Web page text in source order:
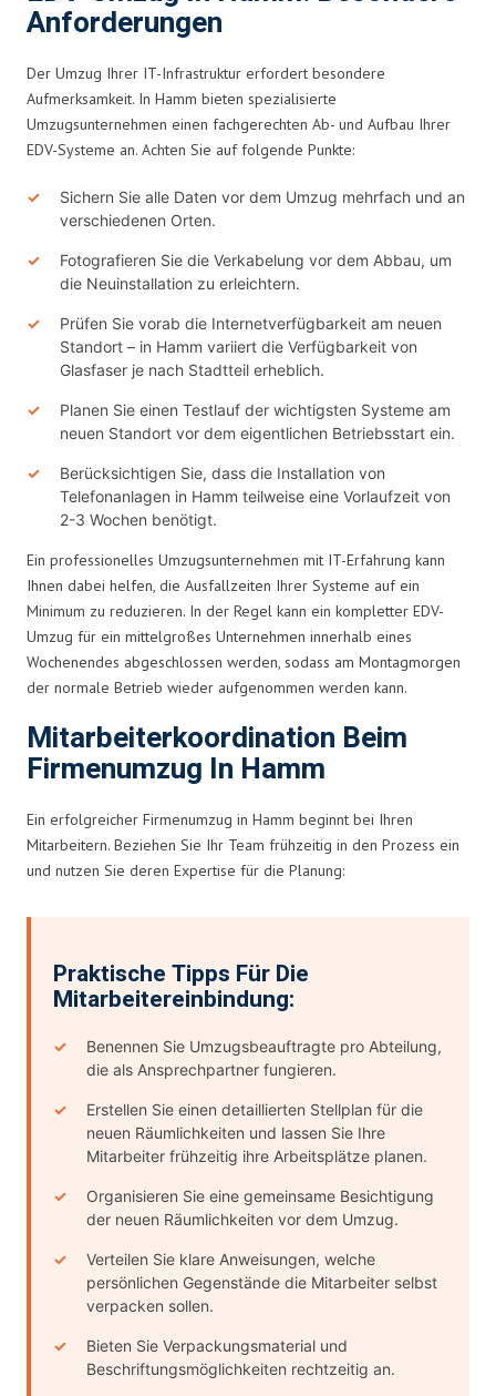
Anforderungen
Der Umzug Ihrer IT-Infrastruktur erfordert besondere
Aufmerksamkeit. In Hamm bieten spezialisierte
Umzugsunternehmen einen fachgerechten Ab- und Aufbau Ihrer
EDV-Systeme an. Achten Sie auf folgende Punkte:
Sichern Sie alle Daten vor dem Umzug mehrfach und an
verschiedenen Orten.
Fotografieren Sie die Verkabelung vor dem Abbau, um
die Neuinstallation zu erleichtern.
Prüfen Sie vorab die Internetverfügbarkeit am neuen
Standort – in Hamm variiert die Verfügbarkeit von
Glasfaser je nach Stadtteil erheblich.
Planen Sie einen Testlauf der wichtigsten Systeme am
neuen Standort vor dem eigentlichen Betriebsstart ein.
Berücksichtigen Sie, dass die Installation von
Telefonanlagen in Hamm teilweise eine Vorlaufzeit von
2-3 Wochen benötigt.
Ein professionelles Umzugsunternehmen mit IT-Erfahrung kann
Ihnen dabei helfen, die Ausfallzeiten Ihrer Systeme auf ein
Minimum zu reduzieren. In der Regel kann ein kompletter EDV-
Umzug für ein mittelgroßes Unternehmen innerhalb eines
Wochenendes abgeschlossen werden, sodass am Montagmorgen
der normale Betrieb wieder aufgenommen werden kann.
Mitarbeiterkoordination Beim
Firmenumzug In Hamm
Ein erfolgreicher Firmenumzug in Hamm beginnt bei Ihren
Mitarbeitern. Beziehen Sie Ihr Team frühzeitig in den Prozess ein
und nutzen Sie deren Expertise für die Planung:
Praktische Tipps Für Die
Mitarbeitereinbindung:
Benennen Sie Umzugsbeauftragte pro Abteilung,
die als Ansprechpartner fungieren.
Erstellen Sie einen detaillierten Stellplan für die
neuen Räumlichkeiten und lassen Sie Ihre
Mitarbeiter frühzeitig ihre Arbeitsplätze planen.
Organisieren Sie eine gemeinsame Besichtigung
der neuen Räumlichkeiten vor dem Umzug.
Verteilen Sie klare Anweisungen, welche
persönlichen Gegenstände die Mitarbeiter selbst
verpacken sollen.
Bieten Sie Verpackungsmaterial und
Beschriftungsmöglichkeiten rechtzeitig an.